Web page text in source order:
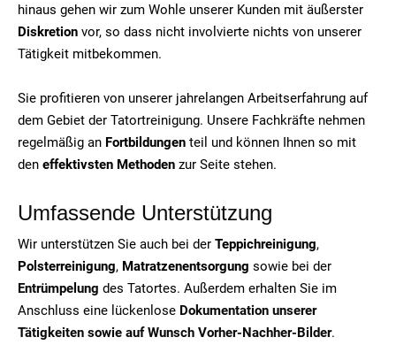
hinaus gehen wir zum Wohle unserer Kunden mit äußerster
Diskretion vor, so dass nicht involvierte nichts von unserer
Tätigkeit mitbekommen.
Sie profitieren von unserer jahrelangen Arbeitserfahrung auf
dem Gebiet der Tatortreinigung. Unsere Fachkräfte nehmen
regelmäßig an Fortbildungen teil und können Ihnen so mit
den effektivsten Methoden zur Seite stehen.
Umfassende Unterstützung
Wir unterstützen Sie auch bei der Teppichreinigung,
Polsterreinigung, Matratzenentsorgung sowie bei der
Entrümpelung des Tatortes. Außerdem erhalten Sie im
Anschluss eine lückenlose Dokumentation unserer
Tätigkeiten sowie auf Wunsch Vorher-Nachher-Bilder.